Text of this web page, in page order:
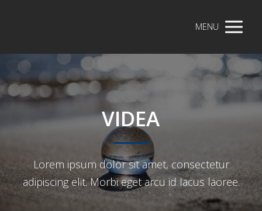
MENU
VIDEA
Lorem ipsum dolor sit amet, consectetur
adipiscing elit. Morbi eget arcu id lacus laoree.